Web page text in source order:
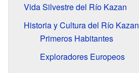
Vida Silvestre del Río Kazan
Historia y Cultura del Río Kazan
Primeros Habitantes
Exploradores Europeos